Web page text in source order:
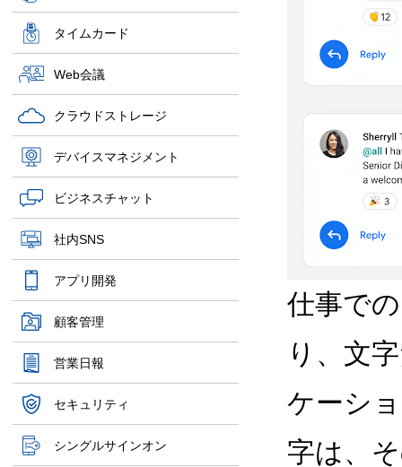
タイムカード
Web会議
クラウドストレージ
デバイスマネジメント
ビジネスチャット
社内SNS
アプリ開発
顧客管理
営業日報
セキュリティ
シングルサインオン
仕事で
り、文
ケーシ
字は、